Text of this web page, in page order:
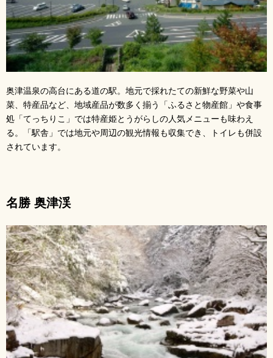
奥津温泉の高台にある道の駅。地元で採れたての新鮮な野菜や山
菜、特産品など、地域産品が数多く揃う「ふるさと物産館」や食事
処「てっちりこ」では特産姫とうがらしの人気メニューも味わえ
る。「駅舎」では地元や周辺の観光情報も収集でき、トイレも併設
されています。
名勝 奥津渓